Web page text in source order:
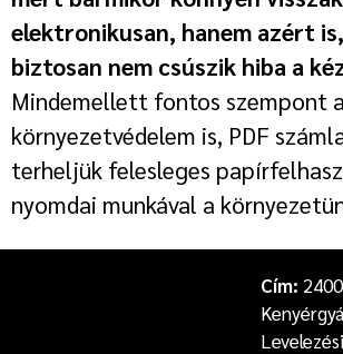
elektronikusan, hanem azért
biztosan nem csúszik hiba a
Mindemellett fontos szempont a
környezetvédelem is, PDF
terheljük felesleges
nyomdai munkával a
Cím: